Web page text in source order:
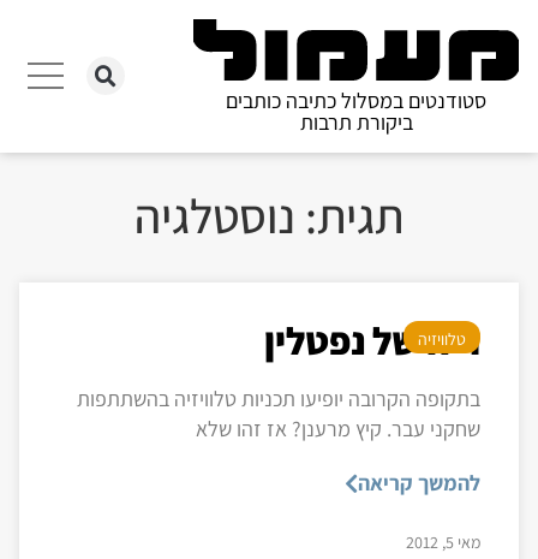
סטודנטים במסלול כתיבה כותבים
ביקורת תרבות
תגית: נוסטלגיה
טלוויזיה
ריח של נפטלין
בתקופה הקרובה יופיעו תכניות טלוויזיה בהשתתפות
שחקני עבר. קיץ מרענן? אז זהו שלא
להמשך קריאה
מאי 5, 2012